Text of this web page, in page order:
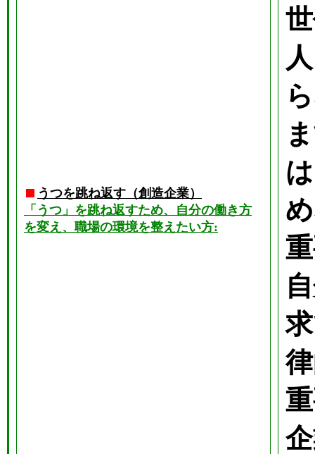
うつを跳ね返す（創造企業）
「うつ」を跳ね返すため、自分の働き方
を変え、職場の環境を整えたい方: